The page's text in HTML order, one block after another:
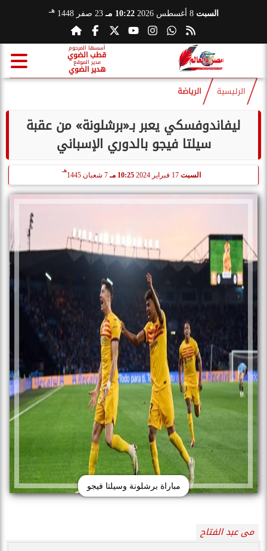
السبت 8 أغسطس 2026 10:22 مـ 23 صفر 1448 هـ
أسسها المرحوم
قطب الضوي
مدير الموقع
هدير الضوي
الرئيسية الرياضة
ليفاندوفسكي يعبر بـ«برشلونة» من عقبة
سيلتا فيجو بالدوري الإسباني
السبت 17 فبراير 2024 10:25 مـ 7 شعبان 1445
هـ
مباراة برشلونة وسيلتا فيجو
مى عبد الفتاح